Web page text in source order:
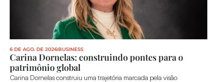
6 DE AGO. DE 2026 BUSINESS
Carina Dornelas: construindo pontes para o
patrimônio global
Carina Dornelas construiu uma trajetória marcada pela visão